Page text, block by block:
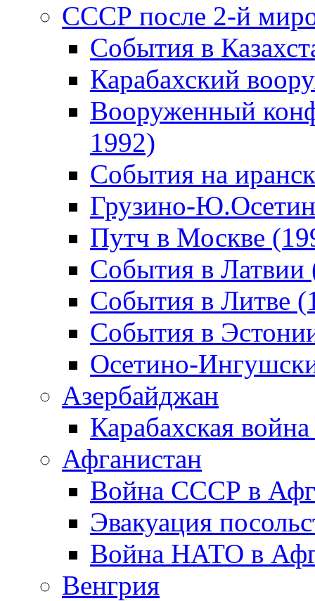
СССР после 2-й
События в
Карабахский
Вооруженный
1992)
События на
Грузино-
Путч в Москве
События в Латвии
События в Литве
События в
Осетино-
Азербайджан
Карабахская
Афганистан
Война СССР в
Эвакуация
Война НАТО в
Венгрия